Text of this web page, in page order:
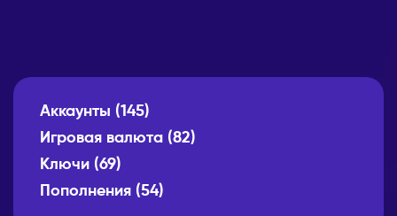
Аккаунты (145)
Игровая валюта (82)
Ключи (69)
Пополнения (54)